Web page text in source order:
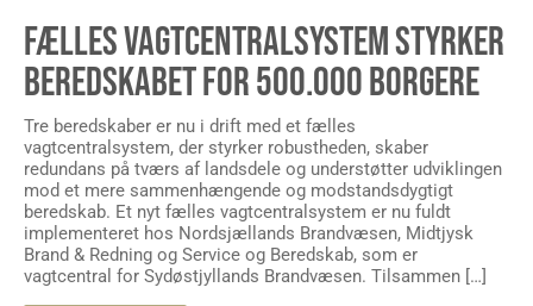
FÆLLES VAGTCENTRALSYSTEM STYRKER
BEREDSKABET FOR 500.000 BORGERE
Tre beredskaber er nu i drift med et fælles
vagtcentralsystem, der styrker robustheden, skaber
redundans på tværs af landsdele og understøtter udviklingen
mod et mere sammenhængende og modstandsdygtigt
beredskab. Et nyt fælles vagtcentralsystem er nu fuldt
implementeret hos Nordsjællands Brandvæsen, Midtjysk
Brand & Redning og Service og Beredskab, som er
vagtcentral for Sydøstjyllands Brandvæsen. Tilsammen […]